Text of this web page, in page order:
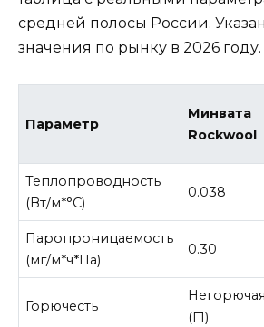
средней полосы России.
значения по рынку в 2026 году.
Параметр
Минвата
Rockwool
Теплопроводность
(Вт/м*°C)
0.038
Паропроницаемость
(мг/м*ч*Па)
0.30
Горючесть
Негорючая
(Г1)